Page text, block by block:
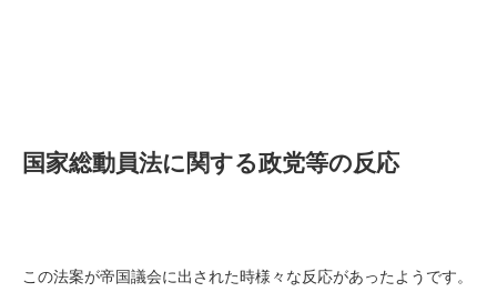
国家総動員法に関する政党等の反応
この法案が帝国議会に出された時様々な反応があったようです。